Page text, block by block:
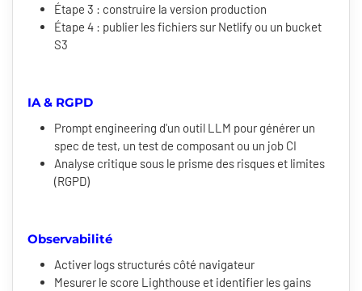
Étape 3 : construire la version production
Étape 4 : publier les fichiers sur Netlify ou un bucket
S3
IA & RGPD
Prompt engineering d'un outil LLM pour générer un
spec de test, un test de composant ou un job CI
Analyse critique sous le prisme des risques et limites
(RGPD)
Observabilité
Activer logs structurés côté navigateur
Mesurer le score Lighthouse et identifier les gains